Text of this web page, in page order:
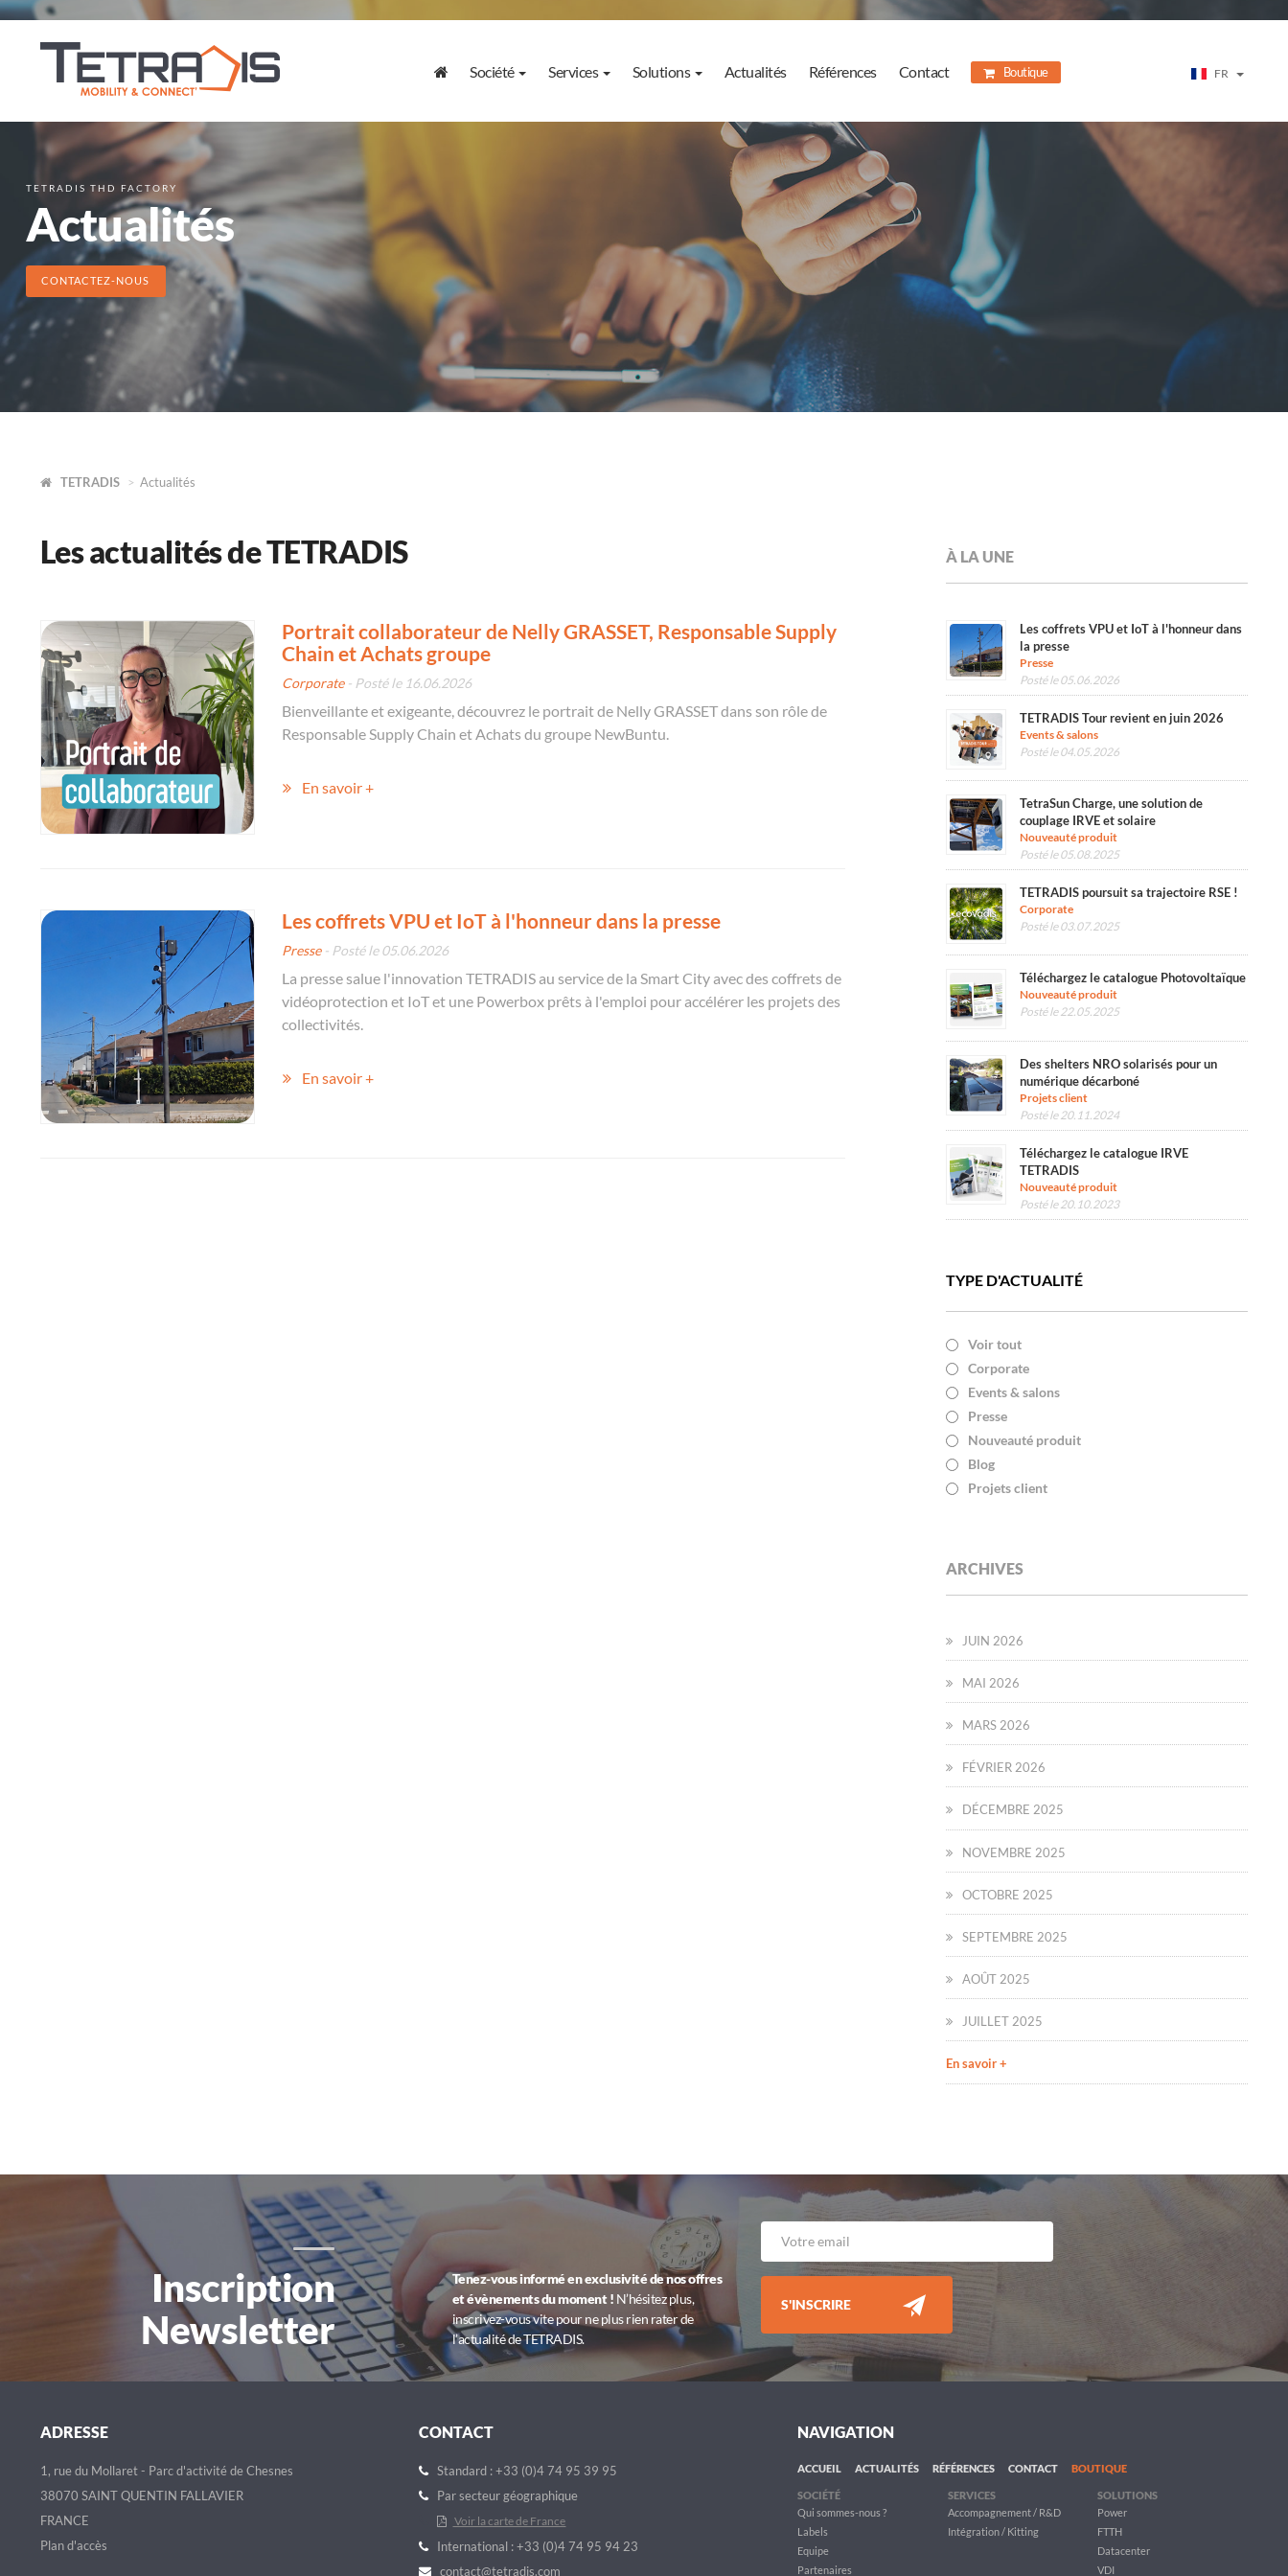
Société Services Solutions Actualités Références Contact Boutique FR
TETRADIS THD FACTORY
Actualités
CONTACTEZ-NOUS
TETRADIS Actualités
Les actualités de TETRADIS
Portrait collaborateur de Nelly GRASSET, Responsable Supply
Chain et Achats groupe
Corporate- Posté le 16.06.2026
Bienveillante et exigeante, découvrez le portrait de Nelly GRASSET dans son rôle de
Responsable Supply Chain et Achats du groupe NewBuntu.
En savoir +
Les coffrets VPU et IoT à l'honneur dans la presse
Presse- Posté le 05.06.2026
La presse salue l'innovation TETRADIS au service de la Smart City avec des coffrets de
vidéoprotection et IoT et une Powerbox prêts à l'emploi pour accélérer les projets des
collectivités.
En savoir +
À LA UNE
Les coffrets VPU et IoT à l'honneur dans
la presse
Presse
Posté le 05.06.2026
TETRADIS Tour revient en juin 2026
Events & salons
Posté le 04.05.2026
TetraSun Charge, une solution de
couplage IRVE et solaire
Nouveauté produit
Posté le 05.08.2025
TETRADIS poursuit sa trajectoire RSE !
Corporate
Posté le 03.07.2025
Téléchargez le catalogue Photovoltaïque
Nouveauté produit
Posté le 22.05.2025
Des shelters NRO solarisés pour un
numérique décarboné
Projets client
Posté le 20.11.2024
Téléchargez le catalogue IRVE
TETRADIS
Nouveauté produit
Posté le 20.10.2023
TYPE D'ACTUALITÉ
Voir tout
Corporate
Events & salons
Presse
Nouveauté produit
Blog
Projets client
ARCHIVES
JUIN 2026
MAI 2026
MARS 2026
FÉVRIER 2026
DÉCEMBRE 2025
NOVEMBRE 2025
OCTOBRE 2025
SEPTEMBRE 2025
AOÛT 2025
JUILLET 2025
En savoir +
Inscription
Newsletter
Tenez-vous informé en exclusivité de nos offres
et évènements du moment ! N’hésitez plus,
inscrivez-vous vite pour ne plus rien rater de
l’actualité de TETRADIS.
S'INSCRIRE
ADRESSE
1, rue du Mollaret - Parc d'activité de Chesnes
38070 SAINT QUENTIN FALLAVIER
FRANCE
Plan d'accès
CONTACT
Standard : +33 (0)4 74 95 39 95
Par secteur géographique
Voir la carte de France
International : +33 (0)4 74 95 94 23
contact@tetradis.com
NAVIGATION
ACCUEIL ACTUALITÉS RÉFÉRENCES CONTACT BOUTIQUE
SOCIÉTÉ
Qui sommes-nous ?
Labels
Equipe
Partenaires
SERVICES
Accompagnement / R&D
Intégration / Kitting
SOLUTIONS
Power
FTTH
Datacenter
VDI